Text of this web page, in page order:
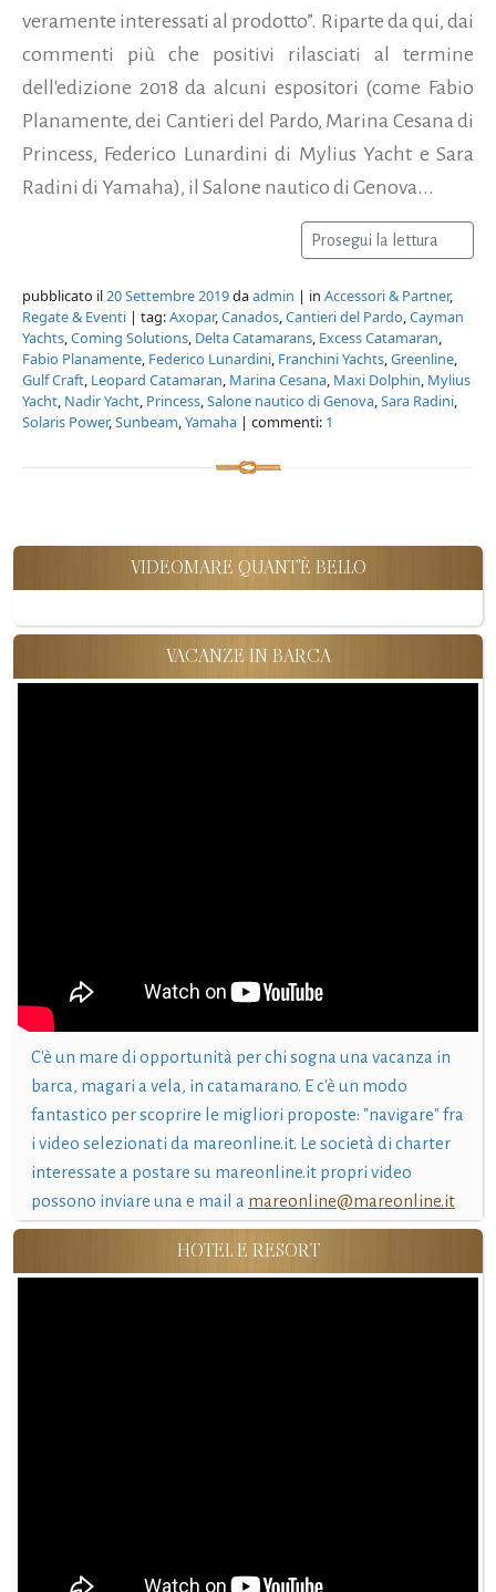
veramente interessati al prodotto”. Riparte da qui, dai
commenti più che positivi rilasciati al termine
dell'edizione 2018 da alcuni espositori (come Fabio
Planamente, dei Cantieri del Pardo, Marina Cesana di
Princess, Federico Lunardini di Mylius Yacht e Sara
Radini di Yamaha), il Salone nautico di Genova...
Prosegui la lettura
pubblicato il20 Settembre 2019daadmin | in Accessori & Partner,
Regate & Eventi | tag:Axopar,Canados,Cantieri del Pardo,Cayman
Yachts,Coming Solutions, Delta Catamarans, Excess Catamaran,
Fabio Planamente, Federico Lunardini, Franchini Yachts,Greenline,
Gulf Craft, Leopard Catamaran, Marina Cesana, Maxi Dolphin, Mylius
Yacht, Nadir Yacht, Princess,Salone nautico di Genova,Sara Radini,
Solaris Power,Sunbeam,Yamaha | commenti: 1
VIDEOMARE QUANT'È BELLO
VACANZE IN BARCA
C'è un mare di opportunità per chi sogna una vacanza in
barca, magari a vela, in catamarano. E c'è un modo
fantastico per scoprire le migliori proposte: "navigare" fra
i video selezionati da mareonline.it. Le società di charter
interessate a postare su mareonline.it propri video
possono inviare una e mail a mareonline@mareonline.it
HOTEL E RESORT